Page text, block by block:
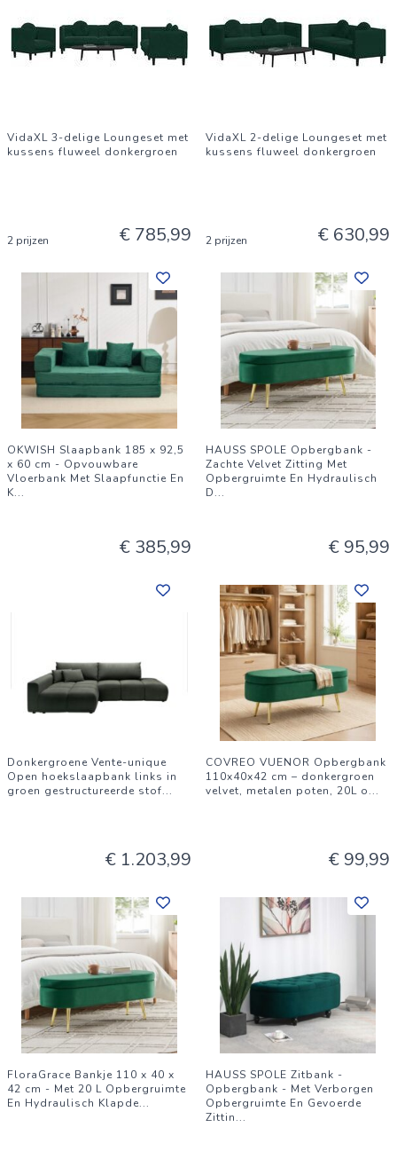
VidaXL 3-delige Loungeset met
kussens fluweel donkergroen
2 prijzen € 785,99
VidaXL 2-delige Loungeset met
kussens fluweel donkergroen
2 prijzen € 630,99
OKWISH Slaapbank 185 x 92,5
x 60 cm - Opvouwbare
Vloerbank Met Slaapfunctie En
K...
€ 385,99
HAUSS SPOLE Opbergbank -
Zachte Velvet Zitting Met
Opbergruimte En Hydraulisch
D...
€ 95,99
Donkergroene Vente-unique
Open hoekslaapbank links in
groen gestructureerde stof...
€ 1.203,99
COVREO VUENOR Opbergbank
110x40x42 cm – donkergroen
velvet, metalen poten, 20L o...
€ 99,99
FloraGrace Bankje 110 x 40 x
42 cm - Met 20 L Opbergruimte
En Hydraulisch Klapde...
HAUSS SPOLE Zitbank -
Opbergbank - Met Verborgen
Opbergruimte En Gevoerde
Zittin...